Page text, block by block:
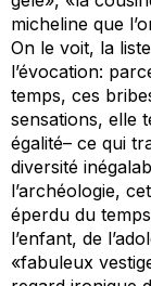
micheline que
On le voit, la
l’évocation:
temps, ces
sensations, elle
égalité– ce qui
diversité
l’archéologie,
éperdu du
l’enfant, de
«fabuleux